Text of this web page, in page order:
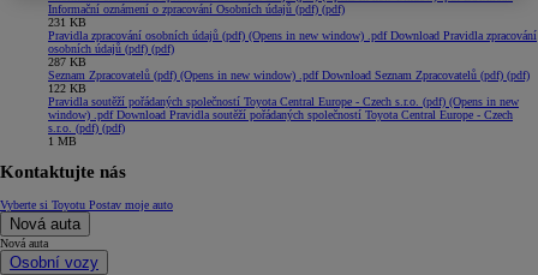
Informační oznámení o zpracování Osobních údajů (pdf) (pdf)
231 KB
Pravidla zpracování osobních údajů (pdf) (Opens in new window) .pdfDownload Pravidla zpracování
osobních údajů (pdf) (pdf)
287 KB
Seznam Zpracovatelů (pdf) (Opens in new window) .pdfDownload Seznam Zpracovatelů (pdf) (pdf)
122 KB
Pravidla soutěží pořádaných společností Toyota Central Europe - Czech s.r.o. (pdf) (Opens in new
window) .pdfDownload Pravidla soutěží pořádaných společností Toyota Central Europe - Czech
s.r.o. (pdf) (pdf)
1 MB
Kontaktujte nás
Vyberte si Toyotu Postav moje auto
Nová auta
Nová auta
Osobní vozy